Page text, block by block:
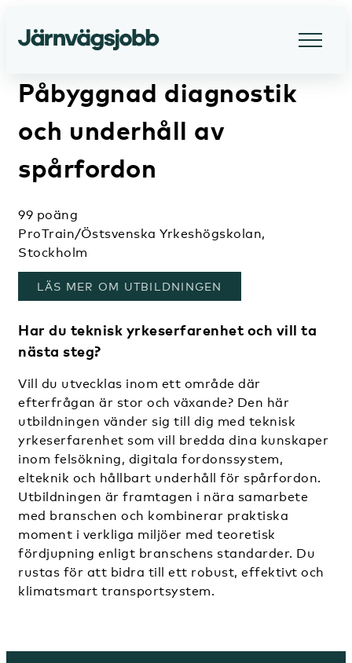
Påbyggnad diagnostik
och underhåll av
spårfordon
99 poäng
ProTrain/Östsvenska Yrkeshögskolan,
Stockholm
LÄS MER OM UTBILDNINGEN
, ÖPPNAS I ETT NYTT FÖNSTER
Har du teknisk yrkeserfarenhet och vill ta
nästa steg?
Vill du utvecklas inom ett område där
efterfrågan är stor och växande? Den här
utbildningen vänder sig till dig med teknisk
yrkeserfarenhet som vill bredda dina kunskaper
inom felsökning, digitala fordonssystem,
elteknik och hållbart underhåll för spårfordon.
Utbildningen är framtagen i nära samarbete
med branschen och kombinerar praktiska
moment i verkliga miljöer med teoretisk
fördjupning enligt branschens standarder. Du
rustas för att bidra till ett robust, effektivt och
klimatsmart transportsystem.